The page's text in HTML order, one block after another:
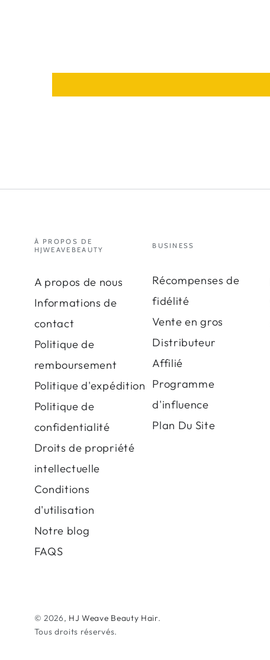
À PROPOS DE
HJWEAVEBEAUTY
A propos de nous
Informations de
contact
Politique de
remboursement
Politique d'expédition
Politique de
confidentialité
Droits de propriété
intellectuelle
Conditions
d'utilisation
Notre blog
FAQS
BUSINESS
Récompenses de
fidélité
Vente en gros
Distributeur
Affilié
Programme
d'influence
Plan Du Site
© 2026, HJ Weave Beauty Hair.
Tous droits réservés.